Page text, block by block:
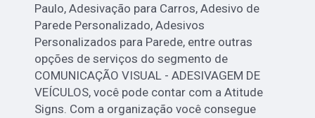
Paulo, Adesivação para Carros, Adesivo de
Parede Personalizado, Adesivos
Personalizados para Parede, entre outras
opções de serviços do segmento de
COMUNICAÇÃO VISUAL - ADESIVAGEM DE
VEÍCULOS, você pode contar com a Atitude
Signs. Com a organização você consegue